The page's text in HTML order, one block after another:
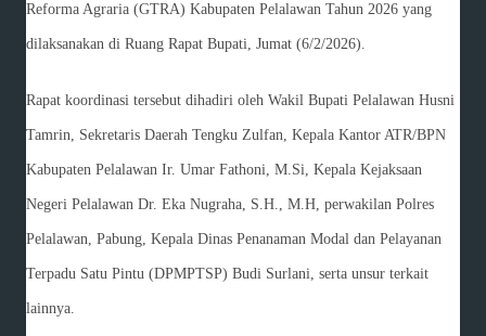
Reforma Agraria (GTRA) Kabupaten Pelalawan Tahun 2026 yang
dilaksanakan di Ruang Rapat Bupati, Jumat (6/2/2026).
Rapat koordinasi tersebut dihadiri oleh Wakil Bupati Pelalawan Husni
Tamrin, Sekretaris Daerah Tengku Zulfan, Kepala Kantor ATR/BPN
Kabupaten Pelalawan Ir. Umar Fathoni, M.Si, Kepala Kejaksaan
Negeri Pelalawan Dr. Eka Nugraha, S.H., M.H, perwakilan Polres
Pelalawan, Pabung, Kepala Dinas Penanaman Modal dan Pelayanan
Terpadu Satu Pintu (DPMPTSP) Budi Surlani, serta unsur terkait
lainnya.